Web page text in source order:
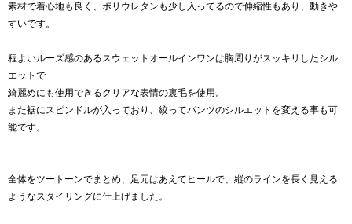
素材で着心地も良く、ポリウレタンも少し入ってるので伸縮性もあり、動きや
すいです。
程よいルーズ感のあるスウェットオールインワンは胸周りがスッキリしたシル
エットで
綺麗めにも使用できるクリアな表情の裏毛を使用。
また裾にスピンドルが入っており、絞ってパンツのシルエットを変える事も可
能です。
全体をツートーンでまとめ、足元はあえてヒールで、縦のラインを長く見える
ようなスタイリングに仕上げました。